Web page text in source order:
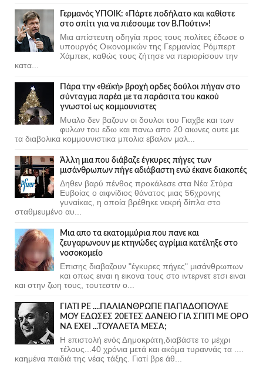
Γερμανός ΥΠΟΙΚ: «Πάρτε ποδήλατο και καθίστε
στο σπίτι για να πιέσουμε τον Β.Πούτιν»!
Μια απίστευτη οδηγία προς τους πολίτες έδωσε ο
υπουργός Οικονομικών της Γερμανίας Ρόμπερτ
Χάμπεκ, καθώς τους ζήτησε να περιορίσουν την
κατα...
Πάρα την «θεϊκή» βροχή ορδες δούλοι πήγαν στο
σύνταγμα παρέα με τα παράσιτα του κακού
γνωστοί ως κομμουνιστες
Μυαλο δεν βαζουν οι δουλοι του Γιαχβε και των
φυλων του εδω και πανω απο 20 αιωνες ουτε με
τα διαβολικα κομμουνιστικα μπολια εβαλαν μαλ...
Άλλη μια που διάβαζε έγκυρες πήγες των
μισάνθρωπων πήγε αδιάβαστη ενώ έκανε διακοπές
Δηθεν βαρύ πένθος προκάλεσε στα Νέα Στύρα
Ευβοίας ο αιφνίδιος θάνατος μιας 56χρονης
γυναίκας, η οποία βρέθηκε νεκρή δίπλα στο
σταθμευμένο αυ...
Μια απο τα εκατομμύρια που πανε και
ζευγαρωνουν με κτηνώδες αγρίμια κατέληξε στο
νοσοκομείο
Επισης διαβαζουν "έγκυρες πήγες" μισάνθρωπων
και οπως ειναι η εικονα τους στο ιντερνετ ετσι ειναι
και στην ζωη τους, τουτεστιν ο...
ΓΙΑΤΙ ΡΕ ....ΠΑΛΙΑΝΘΡΩΠΕ ΠΑΠΑΔΟΠΟΥΛΕ
ΜΟΥ ΕΔΩΣΕΣ 20ΕΤΕΣ ΔΑΝΕΙΟ ΓΙΑ ΣΠΙΤΙ ΜΕ ΟΡΟ
ΝΑ ΕΧΕΙ ...ΤΟΥΑΛΕΤΑ ΜΕΣΑ;
Η επιστολή ενός Δημοκράτη,διαβάστε το μέχρι
τέλους...40 χρόνια μετά και ακόμα τυραννάς τα ....
καημένα παιδιά της νέας τάξης. Γιατί βρε άθ...